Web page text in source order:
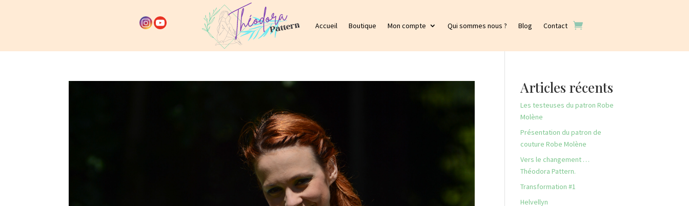
Accueil Boutique Mon compte Qui sommes nous ? Blog Contact
Articles récents
Les testeuses du patron Robe
Molène
Présentation du patron de
couture Robe Molène
Vers le changement …
Théodora Pattern.
Transformation #1
Helvellyn